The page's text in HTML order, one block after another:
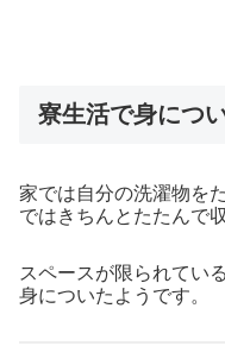
寮生活で身につ
家では自分の洗濯物を
ではきちんとたたんで
スペースが限られてい
身についたようです。